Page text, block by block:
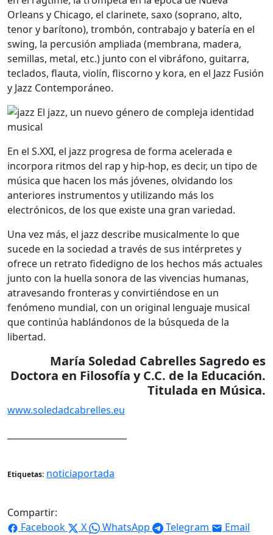
Orleans y Chicago, el clarinete, saxo (soprano, alto,
tenor y barítono), trombón, contrabajo y batería en el
swing, la percusión ampliada (membrana, madera,
semillas, metal, etc.) junto con el vibráfono, guitarra,
teclados, flauta, violín, fliscorno y kora, en el Jazz Fusión
y Jazz Contemporáneo.
En el S.XXI, el jazz progresa de forma acelerada e
incorpora ritmos del rap y hip-hop, es decir, un tipo de
música que hacen los más jóvenes, olvidando los
anteriores instrumentos y utilizando más los
electrónicos, de los que existe una gran variedad.
Una vez más, el jazz describe musicalmente lo que
sucede en la sociedad a través de sus intérpretes y
ofrece un retrato fidedigno de los hechos más actuales
junto con la huella sonora de las vivencias humanas,
atravesando fronteras y convirtiéndose en un
fenómeno mundial, con un original lenguaje musical
que continúa hablándonos de la búsqueda de la
libertad.
María Soledad Cabrelles Sagredo es
Doctora en Filosofía y C.C. de la Educación.
Titulada en Música.
www.soledadcabrelles.eu
Etiquetas: noticiaportada
Compartir:
Facebook
X WhatsApp Telegram Email